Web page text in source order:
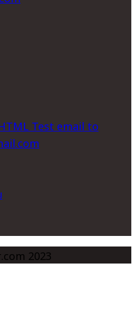
Test email to
2023